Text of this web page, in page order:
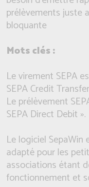
prélèvements juste
bloquante
Mots clés :
Le virement SEPA
SEPA Credit
Le prélèvement
SEPA Direct Debit ».
Le logiciel
adapté pour les
associations étant
fonctionnement et